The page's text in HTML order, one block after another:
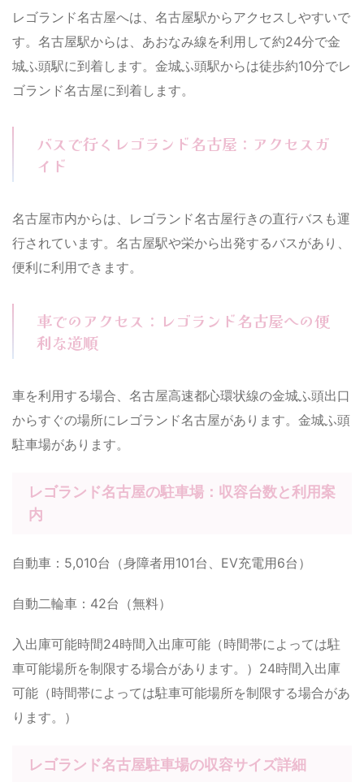
レゴランド名古屋へは、名古屋駅からアクセスしやすいで
す。名古屋駅からは、あおなみ線を利用して約24分で金
城ふ頭駅に到着します。金城ふ頭駅からは徒歩約10分でレ
ゴランド名古屋に到着します。
バスで行くレゴランド名古屋：アクセスガ
イド
名古屋市内からは、レゴランド名古屋行きの直行バスも運
行されています。名古屋駅や栄から出発するバスがあり、
便利に利用できます。
車でのアクセス：レゴランド名古屋への便
利な道順
車を利用する場合、名古屋高速都心環状線の金城ふ頭出口
からすぐの場所にレゴランド名古屋があります。金城ふ頭
駐車場があります。
レゴランド名古屋の駐車場：収容台数と利用案
内
自動車：5,010台（身障者用101台、EV充電用6台）
自動二輪車：42台（無料）
入出庫可能時間24時間入出庫可能（時間帯によっては駐
車可能場所を制限する場合があります。）24時間入出庫
可能（時間帯によっては駐車可能場所を制限する場合があ
ります。）
レゴランド名古屋駐車場の収容サイズ詳細